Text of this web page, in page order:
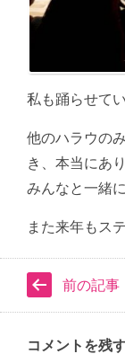
私も踊らせて
他のハラウの
き、本当にあ
みんなと一緒
また来年もス
前の記事
コメントを残